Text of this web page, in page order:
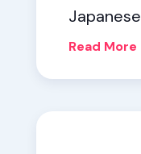
Japanese
Read More